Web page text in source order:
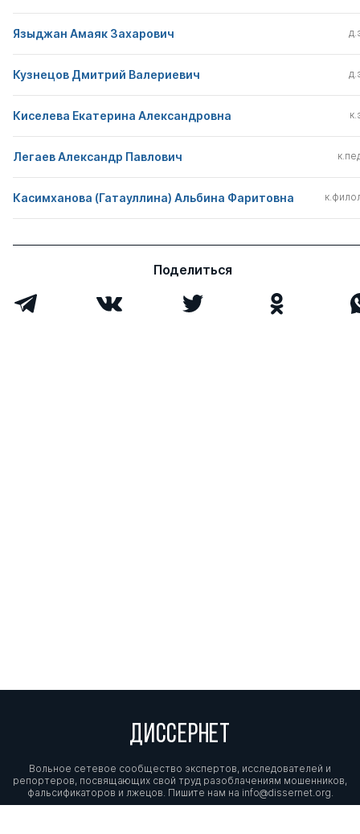
Языджан Амаяк Захарович
Кузнецов Дмитрий Валериевич
Киселева Екатерина Александровна
Легаев Александр Павлович
Касимханова (Гатауллина) Альбина Фаритовна
Поделиться
ДИССЕРНЕТ
Вольное сетевое сообщество экспертов, исследователей и
репортеров, посвящающих свой труд разоблачениям мошенников,
фальсификаторов и лжецов. Пишите нам на info@dissernet.org.